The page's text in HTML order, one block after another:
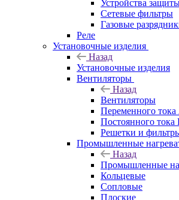
Устройства
Сетевые фильтры
Газовые
Реле
Установочные изделия
Назад
Установочные изделия
Вентиляторы
Назад
Вентиляторы
Переменного тока
Постоянного тока
Решетки и
Промышленные
Назад
Промышленные
Кольцевые
Сопловые
Плоские